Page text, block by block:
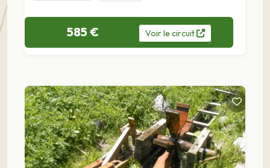
585 € Voirle circuit